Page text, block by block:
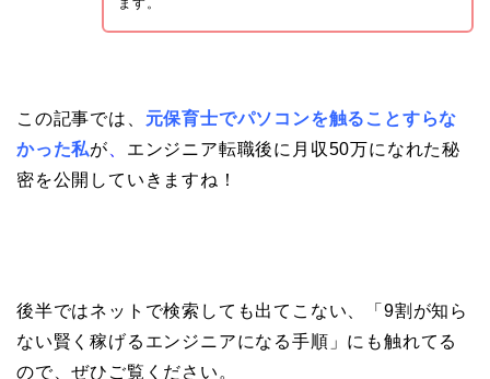
この記事では、 元保育士でパソコンを触ることすらな
かった私が
エンジニア転職後に月収50万になれた秘
密を公開していきますね！
後半ではネットで検索しても出てこない、「9割が知ら
ない賢く稼げるエンジニアになる手順」にも触れてる
ので、ぜひご覧ください。